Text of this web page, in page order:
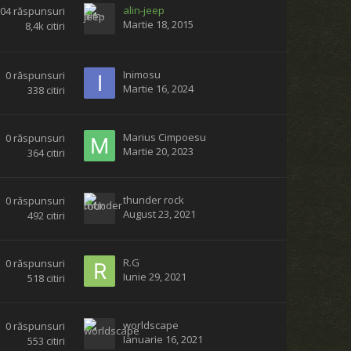
răspunsuri
8,4k citiri
alin-jeep
Martie 18, 2015
0 răspunsuri
338 citiri
Inimosu
Martie 16, 2024
0 răspunsuri
364 citiri
Marius Cimpoesu
Martie 20, 2023
0 răspunsuri
492 citiri
thunder rock
August 23, 2021
0 răspunsuri
518 citiri
R.G
Iunie 29, 2021
0 răspunsuri
553 citiri
worldscape
Ianuarie 16, 2021